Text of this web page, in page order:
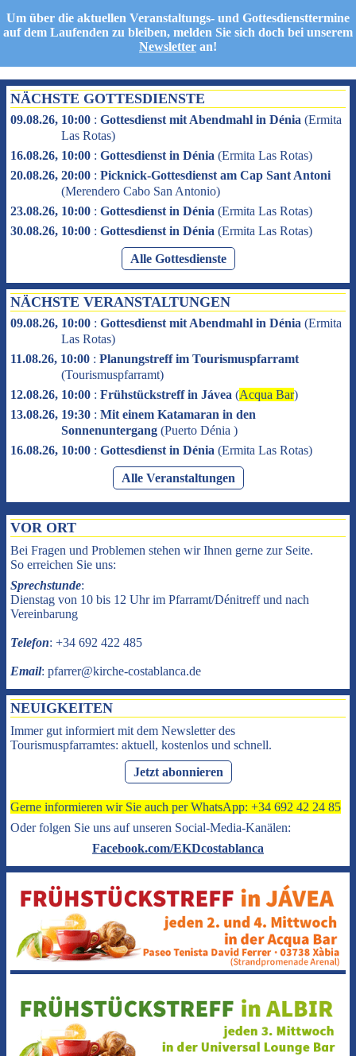
Um über die aktuellen Veranstaltungs- und Gottesdiensttermine
auf dem Laufenden zu bleiben, melden Sie sich doch bei unserem
Newsletter an!
NÄCHSTE GOTTESDIENSTE
09.08.26, 10:00 : Gottesdienst mit Abendmahl in Dénia (Ermita
Las Rotas)
16.08.26, 10:00 : Gottesdienst in Dénia (Ermita Las Rotas)
20.08.26, 20:00 : Picknick-Gottesdienst am Cap Sant Antoni
(Merendero Cabo San Antonio)
23.08.26, 10:00 : Gottesdienst in Dénia (Ermita Las Rotas)
30.08.26, 10:00 : Gottesdienst in Dénia (Ermita Las Rotas)
Alle Gottesdienste
NÄCHSTE VERANSTALTUNGEN
09.08.26, 10:00 : Gottesdienst mit Abendmahl in Dénia (Ermita
Las Rotas)
11.08.26, 10:00 : Planungstreff im Tourismuspfarramt
(Tourismuspfarramt)
12.08.26, 10:00 : Frühstückstreff in Jávea (Acqua Bar)
13.08.26, 19:30 : Mit einem Katamaran in den
Sonnenuntergang (Puerto Dénia )
16.08.26, 10:00 : Gottesdienst in Dénia (Ermita Las Rotas)
Alle Veranstaltungen
VOR ORT
Bei Fragen und Problemen stehen wir Ihnen gerne zur Seite.
So erreichen Sie uns:
Sprechstunde:
Dienstag von 10 bis 12 Uhr im Pfarramt/Dénitreff und nach
Vereinbarung
Telefon: +34 692 422 485
Email: pfarrer@kirche-costablanca.de
NEUIGKEITEN
Immer gut informiert mit dem Newsletter des
Tourismuspfarramtes: aktuell, kostenlos und schnell.
Jetzt abonnieren
Gerne informieren wir Sie auch per WhatsApp: +34 692 42 24 85
Oder folgen Sie uns auf unseren Social-Media-Kanälen:
Facebook.com/EKDcostablanca